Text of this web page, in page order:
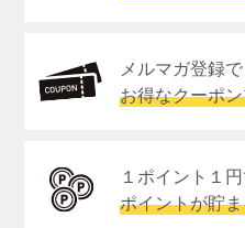
メルマガ登録で
お得なクーポ
１ポイント１
ポイントが貯